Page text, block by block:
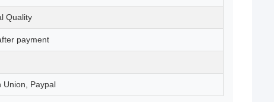
Quality
payment
Union, Paypal